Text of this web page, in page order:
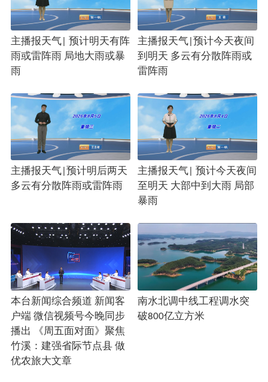
主播报天气| 预计明天有阵
雨或雷阵雨 局地大雨或暴
雨
主播报天气|预计今天夜间
到明天 多云有分散阵雨或
雷阵雨
主播报天气|预计明后两天
多云有分散阵雨或雷阵雨
主播报天气| 预计今天夜间
至明天 大部中到大雨 局部
暴雨
本台新闻综合频道 新闻客
户端 微信视频号今晚同步
播出 《周五面对面》聚焦
竹溪：建强省际节点县 做
优农旅大文章
南水北调中线工程调水突
破800亿立方米